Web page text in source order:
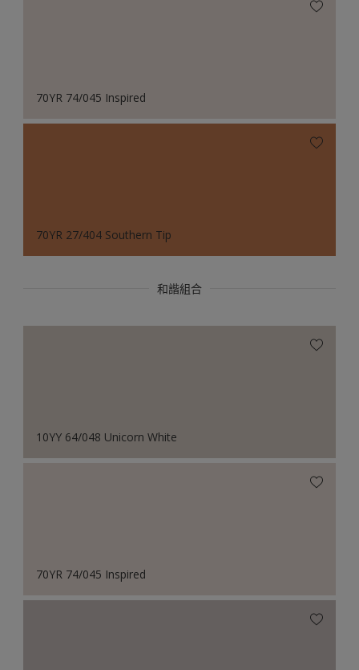
70YR 74/045 Inspired
70YR 27/404 Southern Tip
和諧組合
10YY 64/048 Unicorn White
70YR 74/045 Inspired